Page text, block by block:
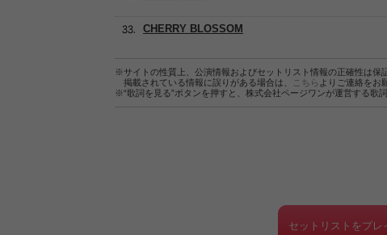
CHERRY BLOSSOM
※サイトの性質上、公演情報およびセットリスト情報の正確性は保
掲載されている情報に誤りがある場合は、
こちら よりご連絡をお
※“歌詞を見る”ボタンを押すと、株式会社ページワンが運営する歌
セットリストをプレ